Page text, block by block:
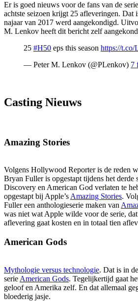
Er is goed nieuws voor de fans van de serie
achtste seizoen krijgt 25 afleveringen. Dat
najaar van 2017 werd aangekondigd.
M. Lenkov heeft dit bericht zelf
25 #H50 eps this season https://
— Peter M. Lenkov (@PLenkov) 7
Casting Nieuws
Amazing Stories
Volgens Hollywood Reporter is de reden
Bryan Fuller is opgestapt tijdens het derde
Discovery en American God verlaten te
opgestapt bij Apple’sAmazing Stories.
Fuller een anthologieserie maken van
was niet wat Apple wilde voor de serie,
aflevering gaat kosten en in totaal tien
American Gods
Mythologie versus technologie. Dat is in
serie American Gods. Tegelijkertijd gaat
geloof en Amerika zelf. En dat allemaal
bloederig jasje.